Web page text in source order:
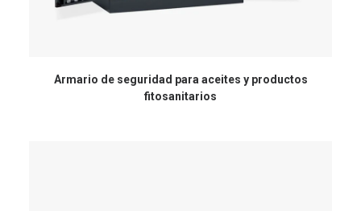
Armario de seguridad para aceites y productos
fitosanitarios